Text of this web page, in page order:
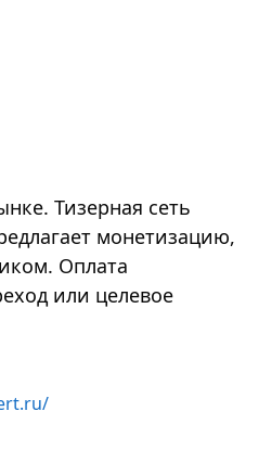
Тизерная сеть
монетизацию,
Оплата
или целевое